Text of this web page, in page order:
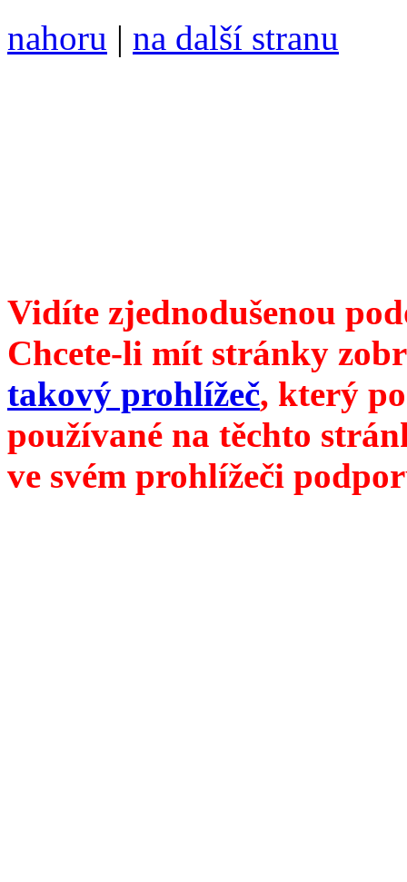
nahoru | na další stranu
Vidíte zjednodušenou
Chcete-li mít stránky
takový prohlížeč, který
používané na těchto
ve svém prohlížeči